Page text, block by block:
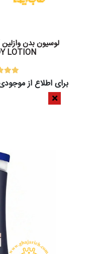
LOTION
برای اطلاع از